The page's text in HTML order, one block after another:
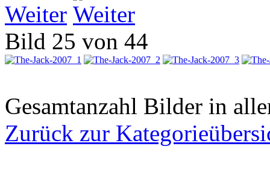
Weiter
Bild 25 von 44
Gesamtanzahl Bilder in
Zurück zur